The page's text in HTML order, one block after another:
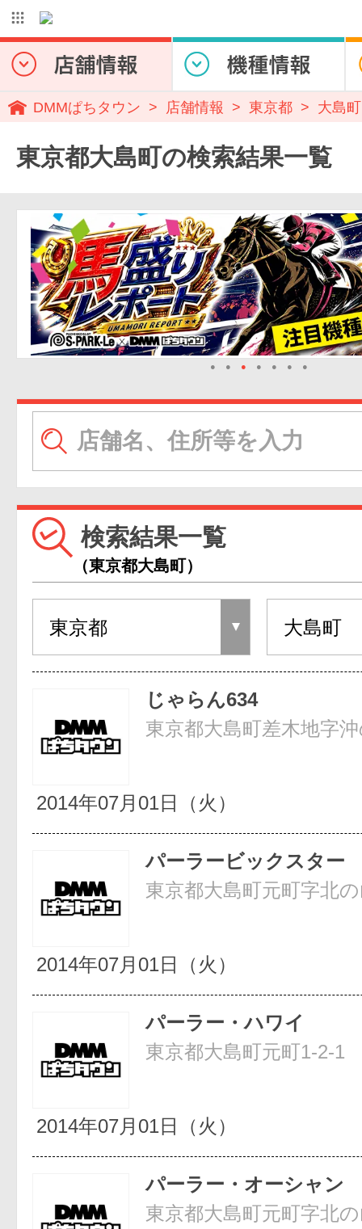
DMMぱちタウン 店舗情報 東京都 大島町
東京都大島町の検索結果一覧
● ● ● ● ● ● ●
検索結果一覧
（東京都大島町）
じゃらん634
東京都大島町差木地字
2014年07月01日（火）
パーラービックスター
東京都大島町元町字北
2014年07月01日（火）
パーラー・ハワイ
東京都大島町元町1-2-1
2014年07月01日（火）
パーラー・オーシャン
東京都大島町元町字北